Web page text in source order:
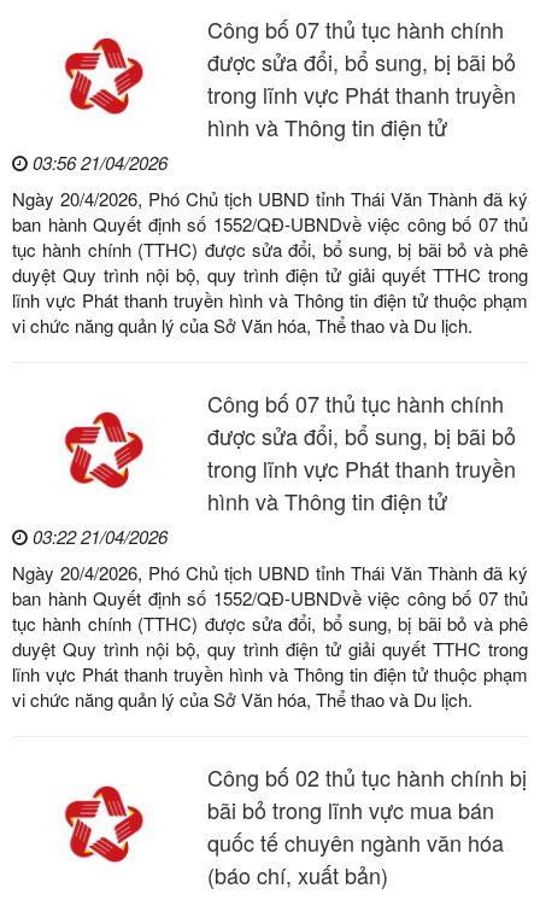
Công bố 07 thủ tục hành chính
được sửa đổi, bổ sung, bị bãi bỏ
trong lĩnh vực Phát thanh truyền
hình và Thông tin điện tử
03:56 21/04/2026
Ngày 20/4/2026, Phó Chủ tịch UBND tỉnh Thái Văn Thành đã ký
ban hành Quyết định số 1552/QĐ-UBNDvề việc công bố 07 thủ
tục hành chính (TTHC) được sửa đổi, bổ sung, bị bãi bỏ và phê
duyệt Quy trình nội bộ, quy trình điện tử giải quyết TTHC trong
lĩnh vực Phát thanh truyền hình và Thông tin điện tử thuộc phạm
vi chức năng quản lý của Sở Văn hóa, Thể thao và Du lịch.
Công bố 07 thủ tục hành chính
được sửa đổi, bổ sung, bị bãi bỏ
trong lĩnh vực Phát thanh truyền
hình và Thông tin điện tử
03:22 21/04/2026
Ngày 20/4/2026, Phó Chủ tịch UBND tỉnh Thái Văn Thành đã ký
ban hành Quyết định số 1552/QĐ-UBNDvề việc công bố 07 thủ
tục hành chính (TTHC) được sửa đổi, bổ sung, bị bãi bỏ và phê
duyệt Quy trình nội bộ, quy trình điện tử giải quyết TTHC trong
lĩnh vực Phát thanh truyền hình và Thông tin điện tử thuộc phạm
vi chức năng quản lý của Sở Văn hóa, Thể thao và Du lịch.
Công bố 02 thủ tục hành chính bị
bãi bỏ trong lĩnh vực mua bán
quốc tế chuyên ngành văn hóa
(báo chí, xuất bản)